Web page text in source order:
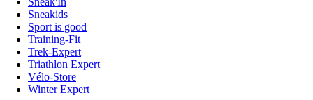
Sneakids
Sport is good
Training-Fit
Trek-Expert
Triathlon Expert
Vélo-Store
Winter Expert